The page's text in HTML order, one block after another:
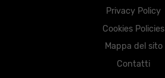
Privacy Policy
Cookies Policies
Mappa del sito
Contatti